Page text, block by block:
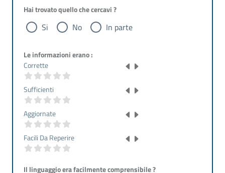
Hai trovato quello che cercavi ?
Si No In parte
Le informazioni erano :
Corrette
Sufficienti
Aggiornate
Facili Da Reperire
Il linguaggio era facilmente comprensibile ?